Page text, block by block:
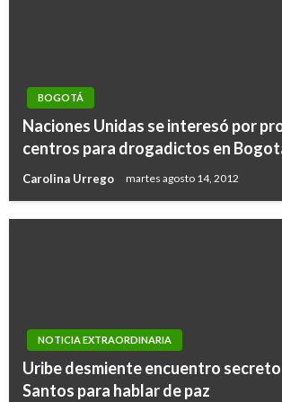
BOGOTÁ
Naciones Unidas se interesó por
centros para drogadictos en
Carolina Urrego martes agosto 14, 2012
NOTICIA EXTRAORDINARIA
Uribe desmiente encuentro
Santos para hablar de paz